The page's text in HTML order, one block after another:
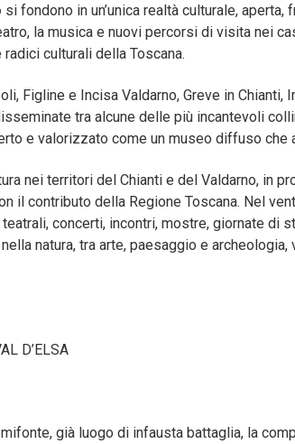
si fondono in un’unica realtà culturale, aperta,
la musica e nuovi percorsi di visita nei
culturali della Toscana.
Figline e Incisa Valdarno, Greve in
tra alcune delle più incantevoli
e valorizzato come un museo diffuso che
nei territori del Chianti e del Valdarno, in
il contributo della Regione Toscana. Nel
concerti, incontri, mostre, giornate di
natura, tra arte, paesaggio e
D’ELSA
già luogo di infausta battaglia, la